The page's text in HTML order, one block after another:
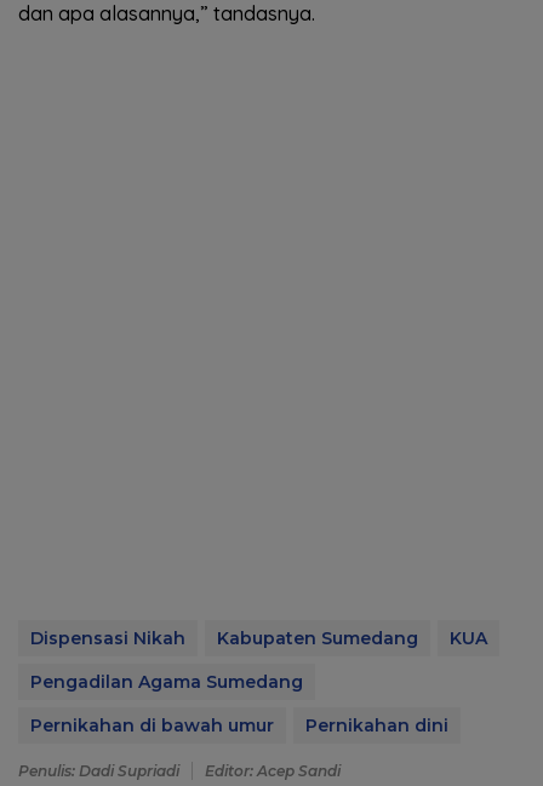
dan apa alasannya,” tandasnya.
Dispensasi Nikah Kabupaten Sumedang
KUA
Pengadilan Agama Sumedang
Pernikahan di bawah umur
Pernikahan dini
Penulis: Dadi Supriadi Editor: Acep Sandi